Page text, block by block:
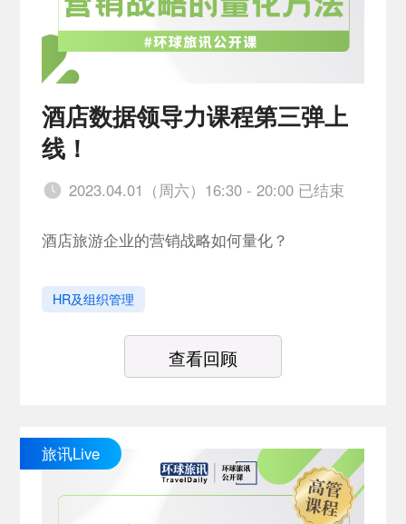
酒店数据领导力课程第三弹上
线！
2023.04.01（周六）16:30 - 20:00 已结束
酒店旅游企业的营销战略如何量化？
HR及组织管理
查看回顾
旅讯Live